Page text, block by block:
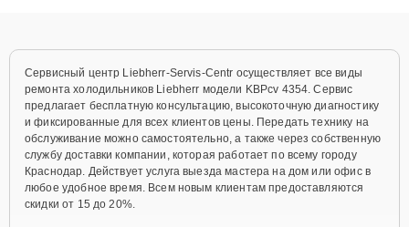
Сервисный центр Liebherr-Servis-Centr осуществляет все виды
ремонта холодильников Liebherr модели KBPcv 4354. Сервис
предлагает бесплатную консультацию, высокоточную диагностику
и фиксированные для всех клиентов цены. Передать технику на
обслуживание можно самостоятельно, а также через собственную
службу доставки компании, которая работает по всему городу
Краснодар. Действует услуга выезда мастера на дом или офис в
любое удобное время. Всем новым клиентам предоставляются
скидки от 15 до 20%.